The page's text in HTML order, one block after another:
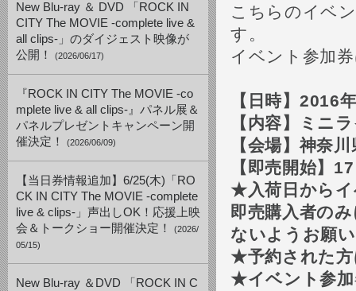
New Blu-ray ＆ DVD 「ROCK IN
CITY The MOVIE -complete live &
all clips-」のダイジェスト映像が
公開！
(2026/06/17)
『ROCK IN CITY The MOVIE -co
mplete live & all clips-』パネル展＆
パネルプレゼントキャンペーン開
催決定！
(2026/06/09)
【当日券情報追加】6/25(木)「RO
CK IN CITY The MOVIE -complete
live & clips-」声出しOK！応援上映
会＆トークショー開催決定！
(2026/
05/15)
New Blu-ray ＆DVD 「ROCK IN C
こちらのイベ
す。
イベント参加
【日時】 2016
【内容】ミニ
【会場】神
【即売開始】
★入荷日から
即売購入者の
ないようお願
★予約された方
★イベント参加